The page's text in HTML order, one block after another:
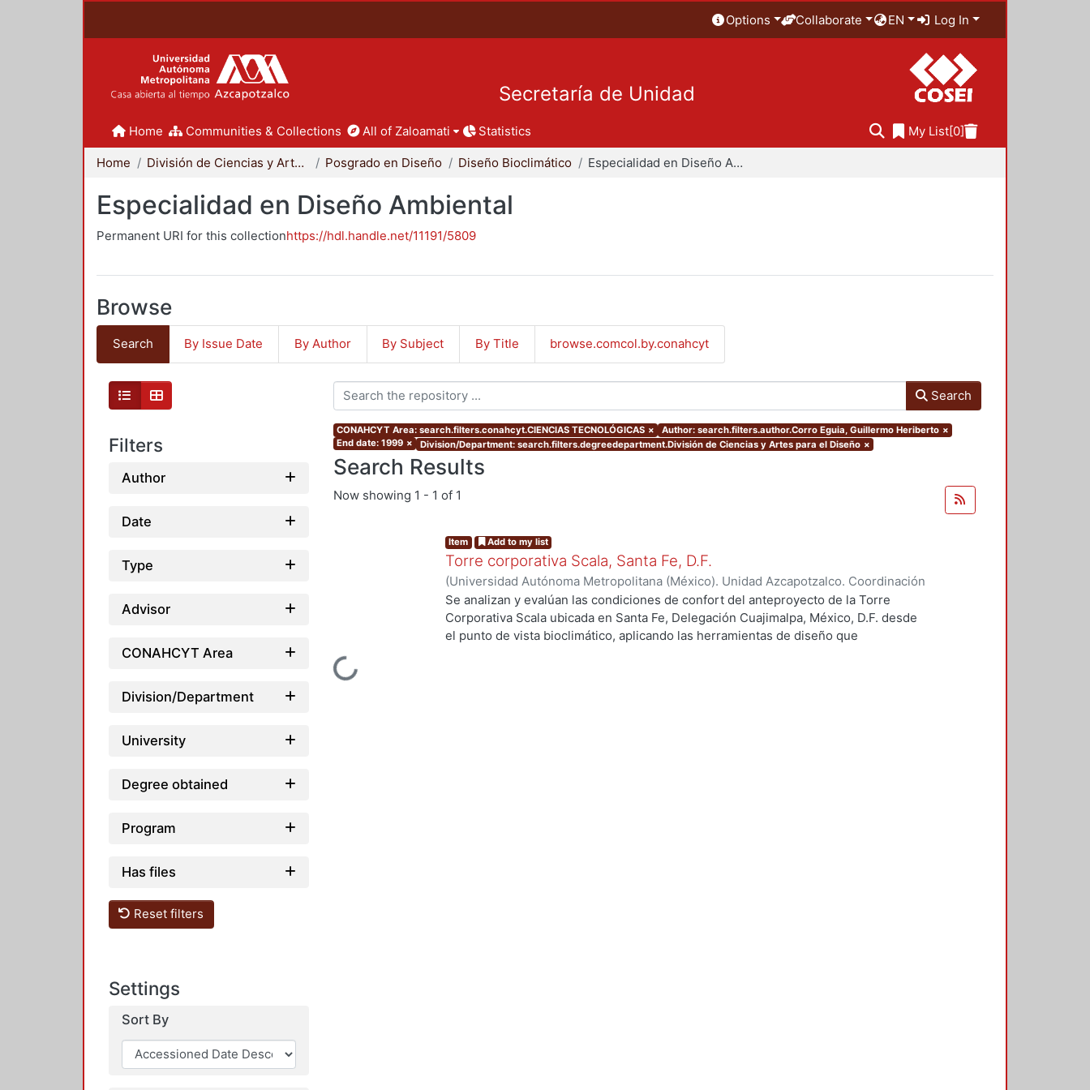
Options Collaborate EN Log In
Secretaría de Unidad
Home Communities & Collections All of Zaloamati Statistics My List[0]
Home División de Ciencias y Artes para el Diseño Posgrado en Diseño Diseño Bioclimático Especialidad en Diseño Ambiental
Especialidad en Diseño Ambiental
Permanent URI for this collectionhttps://hdl.handle.net/11191/5809
Browse
Search By Issue Date By Author By Subject By Title browse.comcol.by.conahcyt
Filters
Author
Date
Type
Advisor
CONAHCYT Area
Division/Department
University
Degree obtained
Program
Has files
Reset filters
Settings
Sort By
Search
CONAHCYT Area: search.filters.conahcyt.CIENCIAS TECNOLÓGICAS × Author: search.filters.author.Corro Eguia, Guillermo Heriberto ×
End date: 1999 × Division/Department: search.filters.degreedepartment.División de Ciencias y Artes para el Diseño ×
Search Results
Now showing 1 - 1 of 1
Loading...
Item Add to my list
Torre corporativa Scala, Santa Fe, D.F.
(Universidad Autónoma Metropolitana (México). Unidad Azcapotzalco. Coordinación
de Servicios de Información.,1999)Corro Eguia, Guillermo Heriberto
Se analizan y evalúan las condiciones de confort del anteproyecto de la Torre
Corporativa Scala ubicada en Santa Fe, Delegación Cuajimalpa, México, D.F. desde
el punto de vista bioclimático, aplicando las herramientas de diseño que